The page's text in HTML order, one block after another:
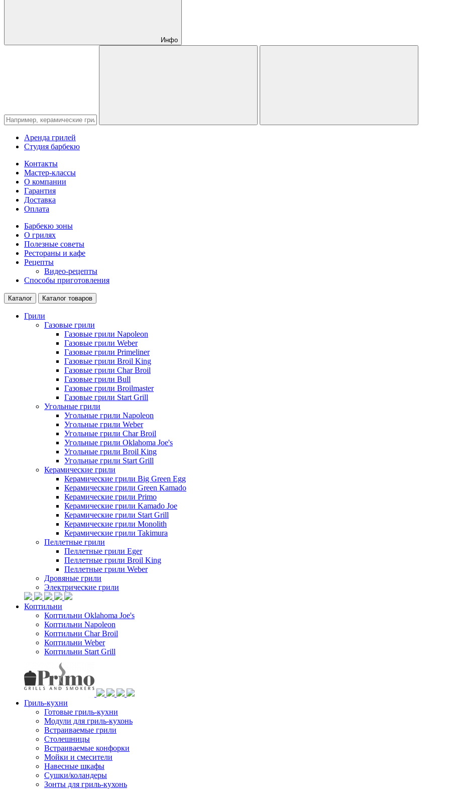
Инфо
Аренда грилей
Студия барбекю
Контакты
Мастер-классы
О компании
Гарантия
Доставка
Оплата
Барбекю зоны
О грилях
Полезные советы
Рестораны и кафе
Рецепты
Видео-рецепты
Способы приготовления
Каталог Каталог товаров
Грили
Газовые грили
Газовые грили Napoleon
Газовые грили Weber
Газовые грили Primeliner
Газовые грили Broil King
Газовые грили Char Broil
Газовые грили Bull
Газовые грили Broilmaster
Газовые грили Start Grill
Угольные грили
Угольные грили Napoleon
Угольные грили Weber
Угольные грили Char Broil
Угольные грили Oklahoma Joe's
Угольные грили Broil King
Угольные грили Start Grill
Керамические грили
Керамические грили Big Green Egg
Керамические грили Green Kamado
Керамические грили Primo
Керамические грили Kamado Joe
Керамические грили Start Grill
Керамические грили Monolith
Керамические грили Takimura
Пеллетные грили
Пеллетные грили Eger
Пеллетные грили Broil King
Пеллетные грили Weber
Дровяные грили
Электрические грили
Коптильни
Коптильни Oklahoma Joe's
Коптильни Napoleon
Коптильни Char Broil
Коптильни Weber
Коптильни Start Grill
Гриль-кухни
Готовые гриль-кухни
Модули для гриль-кухонь
Встраиваемые грили
Столешницы
Встраиваемые конфорки
Мойки и смесители
Навесные шкафы
Сушки/коландеры
Зонты для гриль-кухонь